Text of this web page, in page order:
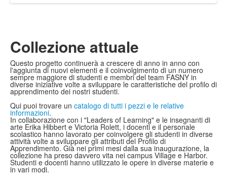
Collezione attuale
Questo progetto continuerà a crescere di anno in anno con
l'aggiunta di nuovi elementi e il coinvolgimento di un numero
sempre maggiore di studenti e membri del team FASNY in
diverse iniziative volte a sviluppare le caratteristiche del profilo di
apprendimento dei nostri studenti.
Qui puoi trovare un catalogo di tutti i pezzi e le relative
informazioni.
In collaborazione con i "Leaders of Learning" e le insegnanti di
arte Erika Hibbert e Victoria Rolett, i docenti e il personale
scolastico hanno lavorato per coinvolgere gli studenti in diverse
attività volte a sviluppare gli attributi del Profilo di
Apprendimento. Già nei primi mesi dalla sua inaugurazione, la
collezione ha preso davvero vita nei campus Village e Harbor.
Studenti e docenti hanno utilizzato le opere in diverse materie e
in vari modi.